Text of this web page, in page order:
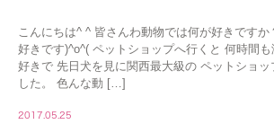
こんにちは^ ^ 皆さんわ動物では何が好きです
好きです)^o^( ペットショップへ行くと 何時間
好きで 先日犬を見に関西最大級の ペットショッ
した︎。 色んな動 […]
2017.05.25